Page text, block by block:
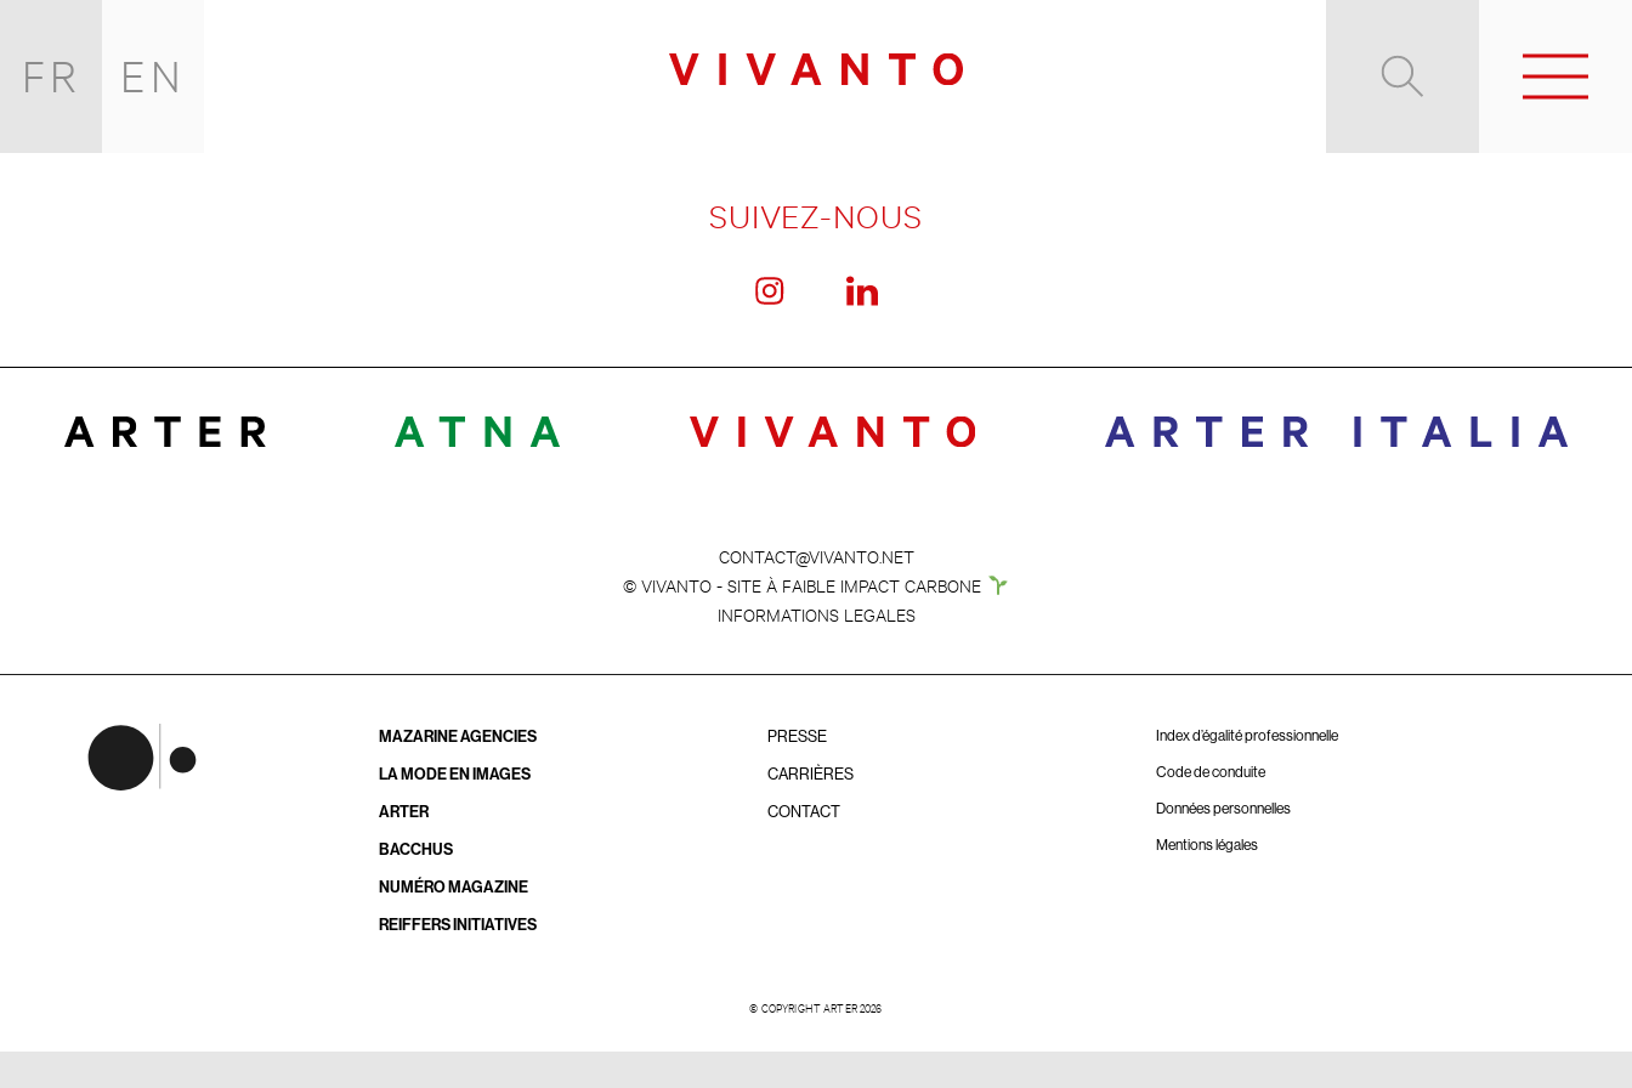
FR EN
SUIVEZ-NOUS
CONTACT@VIVANTO.NET
© VIVANTO - SITE À FAIBLE IMPACT CARBONE
INFORMATIONS LEGALES
MAZARINE AGENCIES
LA MODE EN IMAGES
ARTER
BACCHUS
NUMÉRO MAGAZINE
REIFFERS INITIATIVES
PRESSE
CARRIÈRES
CONTACT
Index d’égalité professionnelle
Code de conduite
Données personnelles
Mentions légales
© COPYRIGHT ARTER 2026